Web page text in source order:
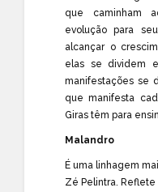
que caminham
evolução para
alcançar o
elas se dividem
manifestações se
que manifesta
Giras têm para
Malandro
É uma linhagem
Zé Pelintra.